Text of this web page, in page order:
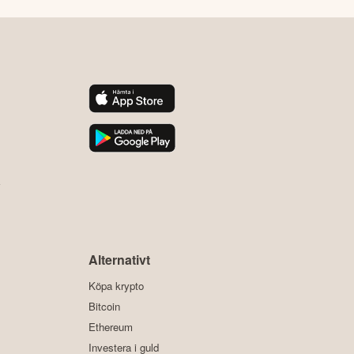
Alternativt
Köpa krypto
Bitcoin
Ethereum
Investera i guld